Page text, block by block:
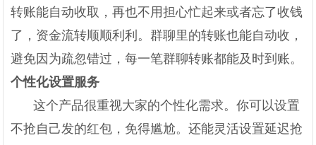
转账能自动收取，再也不用担心忙起来或者忘了收钱
了，资金流转顺顺利利。群聊里的转账也能自动收，
避免因为疏忽错过，每一笔群聊转账都能及时到账。
个性化设置服务
这个产品很重视大家的个性化需求。你可以设置
不抢自己发的红包，免得尴尬。还能灵活设置延迟抢